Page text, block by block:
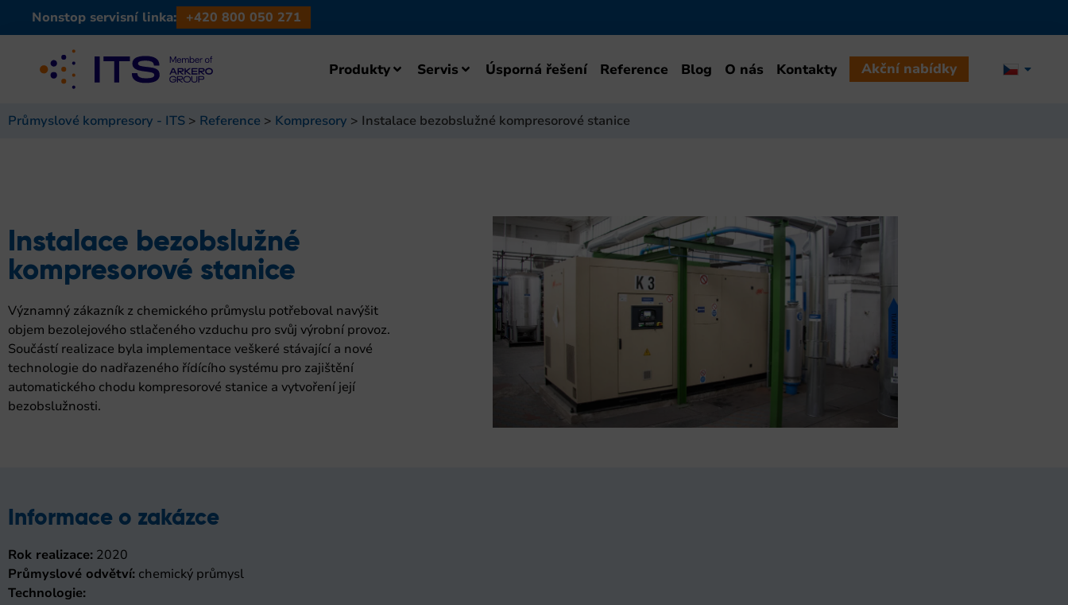
Nonstop servisní linka: +420 800 050 271
Produkty Servis Úsporná řešení Reference Blog O nás Kontakty Akční nabídky
Průmyslové kompresory - ITS > Reference > Kompresory > Instalace bezobslužné kompresorové stanice
Instalace bezobslužné
kompresorové stanice
Významný zákazník z chemického průmyslu potřeboval navýšit
objem bezolejového stlačeného vzduchu pro svůj výrobní provoz.
Součástí realizace byla implementace veškeré stávající a nové
technologie do nadřazeného řídícího systému pro zajištění
automatického chodu kompresorové stanice a vytvoření její
bezobslužnosti.
Informace o zakázce
Rok realizace: 2020
Průmyslové odvětví: chemický průmysl
Technologie: